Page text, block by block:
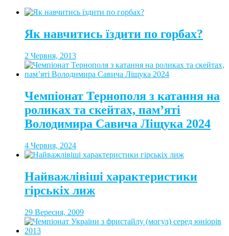
Як навчитись їздити по горбах?
2 Червня, 2013
Чемпіонат Тернополя з катання на
роликах та скейтах, пам’яті
Володимира Савича Ліщука 2024
4 Червня, 2024
Найважлівіші характеристики
гірськіх лиж
29 Вересня, 2009